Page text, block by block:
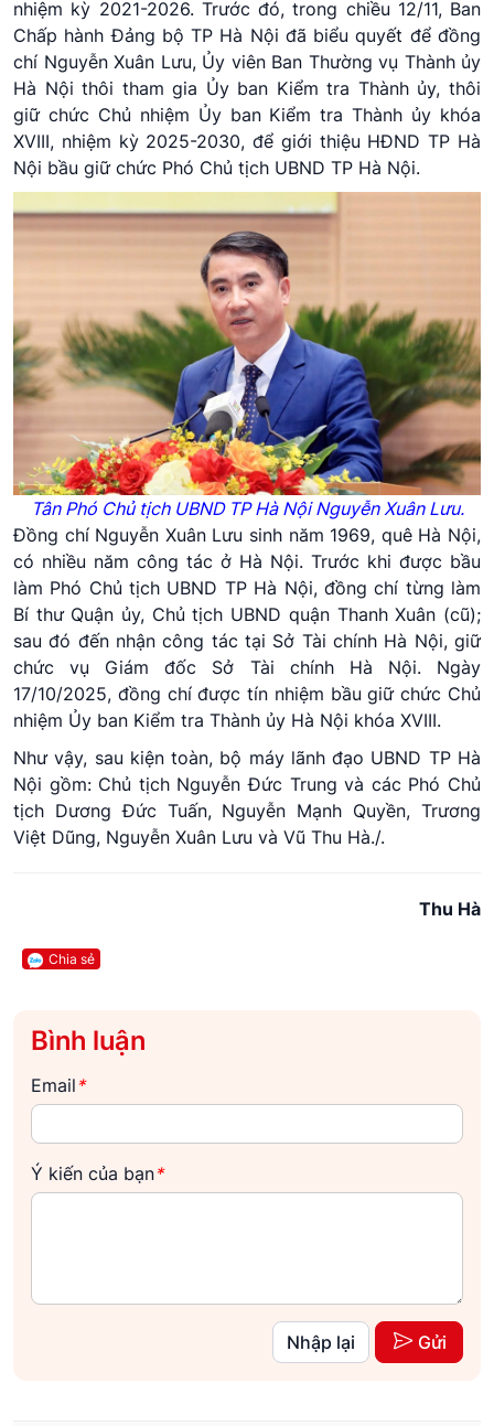
nhiệm kỳ 2021-2026. Trước đó, trong chiều 12/11, Ban
Chấp hành Đảng bộ TP Hà Nội đã biểu quyết để đồng
chí Nguyễn Xuân Lưu, Ủy viên Ban Thường vụ Thành ủy
Hà Nội thôi tham gia Ủy ban Kiểm tra Thành ủy, thôi
giữ chức Chủ nhiệm Ủy ban Kiểm tra Thành ủy khóa
XVIII, nhiệm kỳ 2025-2030, để giới thiệu HĐND TP Hà
Nội bầu giữ chức Phó Chủ tịch UBND TP Hà Nội.
Tân Phó Chủ tịch UBND TP Hà Nội Nguyễn Xuân Lưu.
Đồng chí Nguyễn Xuân Lưu sinh năm 1969, quê Hà Nội,
có nhiều năm công tác ở Hà Nội. Trước khi được bầu
làm Phó Chủ tịch UBND TP Hà Nội, đồng chí từng làm
Bí thư Quận ủy, Chủ tịch UBND quận Thanh Xuân (cũ);
sau đó đến nhận công tác tại Sở Tài chính Hà Nội, giữ
chức vụ Giám đốc Sở Tài chính Hà Nội. Ngày
17/10/2025, đồng chí được tín nhiệm bầu giữ chức Chủ
nhiệm Ủy ban Kiểm tra Thành ủy Hà Nội khóa XVIII.
Như vậy, sau kiện toàn, bộ máy lãnh đạo UBND TP Hà
Nội gồm: Chủ tịch Nguyễn Đức Trung và các Phó Chủ
tịch Dương Đức Tuấn, Nguyễn Mạnh Quyền, Trương
Việt Dũng, Nguyễn Xuân Lưu và Vũ Thu Hà./.
Thu Hà
Chia sẻ
Bình luận
Email *
Ý kiến của bạn*
Nhập lại Gửi